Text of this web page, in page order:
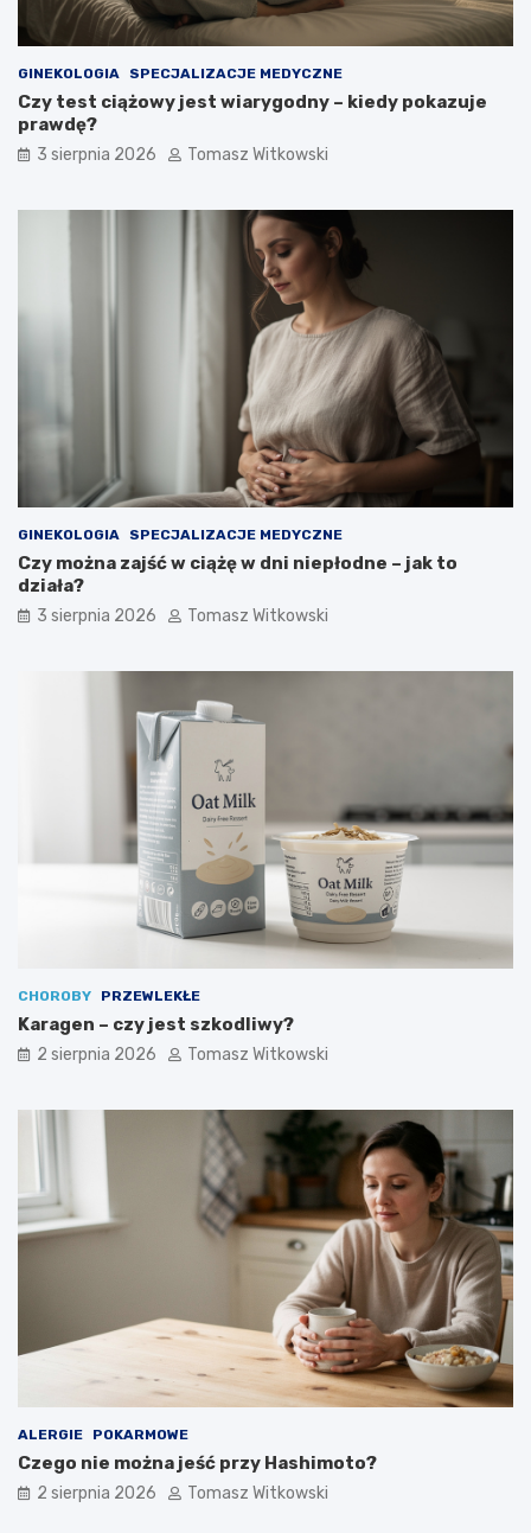
GINEKOLOGIA SPECJALIZACJE MEDYCZNE
Czy test ciążowy jest wiarygodny – kiedy pokazuje
prawdę?
3 sierpnia 2026 Tomasz Witkowski
GINEKOLOGIA SPECJALIZACJE MEDYCZNE
Czy można zajść w ciążę w dni niepłodne – jak to
działa?
3 sierpnia 2026 Tomasz Witkowski
CHOROBY PRZEWLEKŁE
Karagen – czy jest szkodliwy?
2 sierpnia 2026 Tomasz Witkowski
ALERGIE POKARMOWE
Czego nie można jeść przy Hashimoto?
2 sierpnia 2026 Tomasz Witkowski